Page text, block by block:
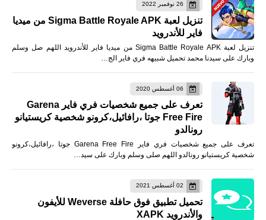
26 نوفمبر 2022
تنزيل لعبة Sigma Battle Royale APK من ميديا
فاير للأندرويد
تنزيل لعبة Sigma Battle Royale APK من ميديا فاير للأندرويد اللهم صل وسلم
وبارك على سيدنا محمد تحميل شبيهه فري فاير الج…
06 أغسطس 2020
تعرف على جميع شخصيات فري فاير Garena
Free Fire جوتا ،رافائيل،كرونو شخصية كريستيانو
رونالدو
تعرف على جميع شخصيات فري فاير Garena Free Fire جوتا ،رافائيل،كرونو
شخصية كريستيانو رونالدو اللهم صلى وسلم وبارك على سيد…
02 أغسطس 2021
تحميل تطبيق فوق حافلة Weverse للأيفون
والأندرويد XAPK